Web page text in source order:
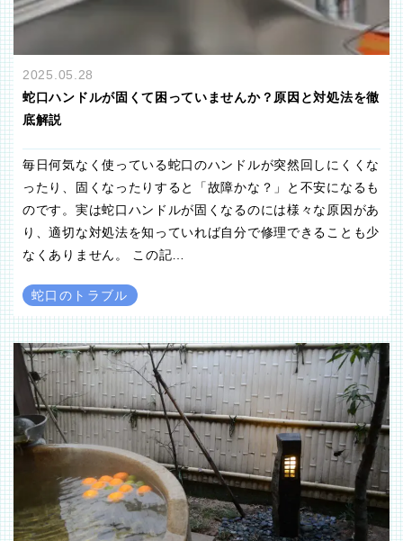
2025.05.28
蛇口ハンドルが固くて困っていませんか？原因と対処法を徹
底解説
毎日何気なく使っている蛇口のハンドルが突然回しにくくな
ったり、固くなったりすると「故障かな？」と不安になるも
のです。実は蛇口ハンドルが固くなるのには様々な原因があ
り、適切な対処法を知っていれば自分で修理できることも少
なくありません。 この記…
蛇口のトラブル